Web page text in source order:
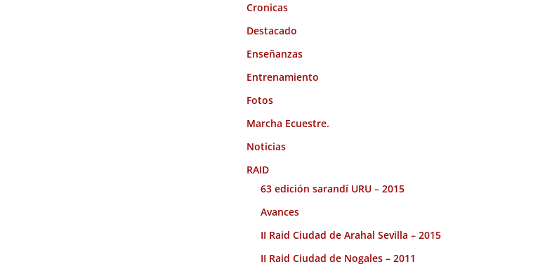
Cronicas
Destacado
Enseñanzas
Entrenamiento
Fotos
Marcha Ecuestre.
Noticias
RAID
63 edición sarandí URU – 2015
Avances
II Raid Ciudad de Arahal Sevilla – 2015
II Raid Ciudad de Nogales – 2011